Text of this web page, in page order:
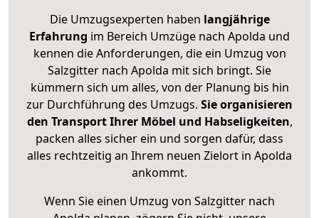
Die Umzugsexperten haben langjährige
Erfahrung im Bereich Umzüge nach Apolda und
kennen die Anforderungen, die ein Umzug von
Salzgitter nach Apolda mit sich bringt. Sie
kümmern sich um alles, von der Planung bis hin
zur Durchführung des Umzugs. Sie organisieren
den Transport Ihrer Möbel und Habseligkeiten,
packen alles sicher ein und sorgen dafür, dass
alles rechtzeitig an Ihrem neuen Zielort in Apolda
ankommt.
Wenn Sie einen Umzug von Salzgitter nach